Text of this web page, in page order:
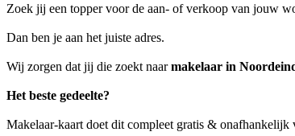
Zoek jij een topper voor de aan- of verkoop van jouw
Dan ben je aan het juiste adres.
Wij zorgen dat jij die zoekt naarmakelaar in
Het beste gedeelte?
Makelaar-kaart doet dit compleet gratis & onafhankelijk